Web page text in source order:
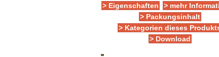
> Eigenschaften
> mehr
> Packungsinhalt
> Kategorien dieses
> Download